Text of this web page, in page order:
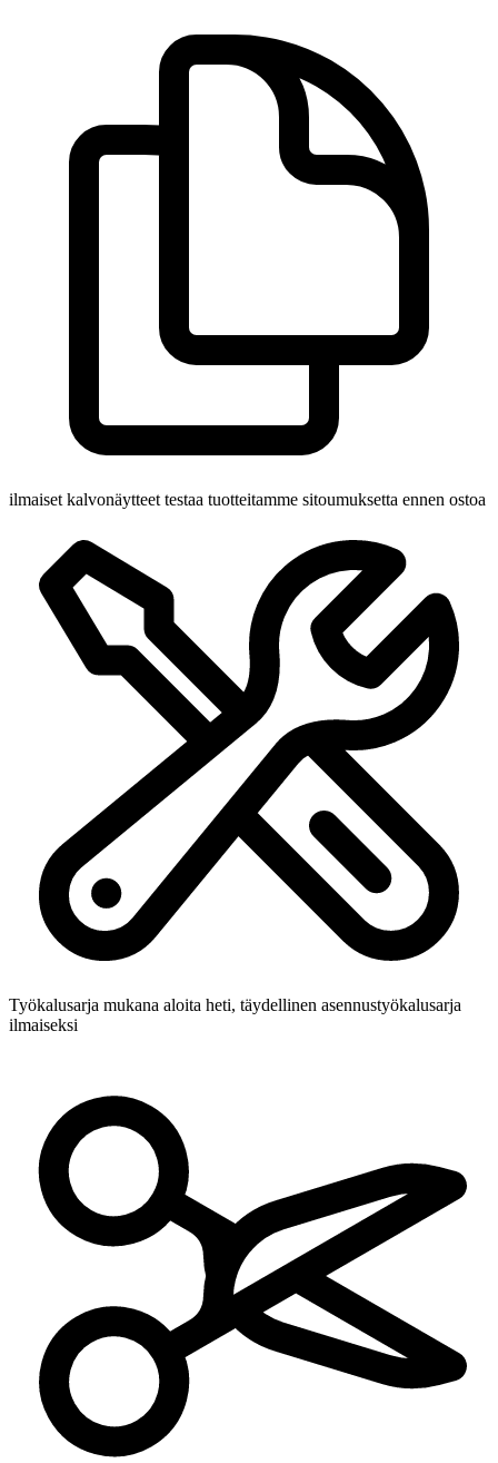
ilmaiset kalvonäytteet testaa tuotteitamme sitoumuksetta ennen ostoa
Työkalusarja mukana aloita heti, täydellinen asennustyökalusarja
ilmaiseksi